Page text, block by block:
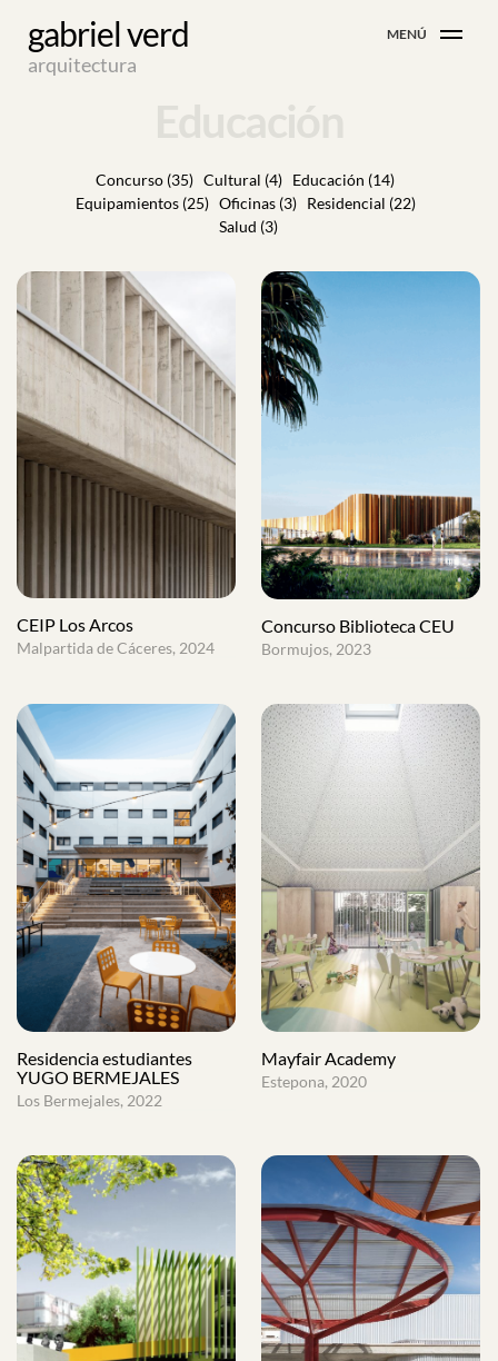
content
gabriel verd
arquitectura
MENÚ
Concurso (35) Cultural (4) Educación (14)
Equipamientos (25) Oficinas (3) Residencial (22)
Salud (3)
CEIP Los Arcos
Malpartida de Cáceres, 2024
Concurso Biblioteca CEU
Bormujos, 2023
Residencia estudiantes
YUGO BERMEJALES
Los Bermejales, 2022
Mayfair Academy
Estepona, 2020